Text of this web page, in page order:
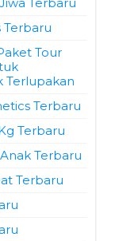
Terbaru
Tour
Terlupakan
Terbaru
Terbaru
Terbaru
Terbaru